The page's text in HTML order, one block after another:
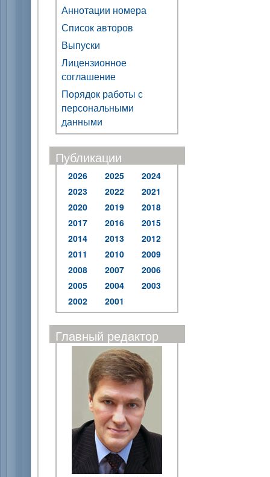
Аннотации номера
Список авторов
Выпуски
Лицензионное
соглашение
Порядок работы с
персональными
данными
Публикации
2026 2025
2024
2023
2022
2021
2020
2019
2018
2017
2016
2015
2014
2013
2012
2011
2010
2009
2008
2007
2006
2005
2004
2003
2002
2001
Главный редактор